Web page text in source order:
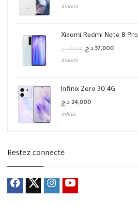
Xiaomi
Xiaomi Redmi Note 8 Pro
39,500 د.ج 37,000 د.ج
Xiaomi
Infinix Zero 30 4G
24,000 د.ج
Infinix
Restez connecté